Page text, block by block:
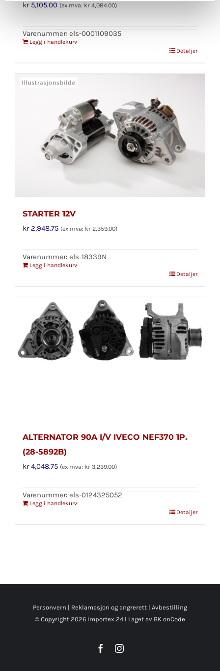
kr5,105.00 (ex mva: kr 4,084.00)
Varenummer: els-0001109035
Legg i handlekurv
Detaljer
STARTER 12V
kr2,948.75 (ex mva: kr 2,359.00)
Varenummer: els-18339N
Legg i handlekurv
Detaljer
ALTERNATOR 90A I/V IVECO NEF370 1P.
(28-5892B)
kr4,048.75 (ex mva: kr 3,239.00)
Varenummer: els-0124325052
Legg i handlekurv
Detaljer
Personvern | Reklamasjon og angrerett | Avbestilling
© Copyright 2026 Importex 24 l Laget av BK onCode
FacebookInstagram